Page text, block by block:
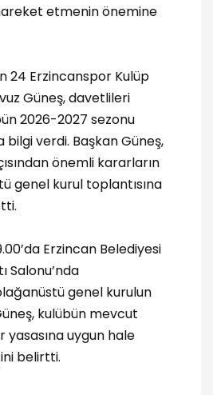
etmenin önemine
24 Erzincanspor Kulüp
Güneş, davetlileri
2026-2027 sezonu
bilgi verdi. Başkan Güneş,
önemli kararların
genel kurul toplantısına
Erzincan Belediyesi
Salonu’nda
genel kurulun
kulübün mevcut
yasasına uygun hale
belirtti.